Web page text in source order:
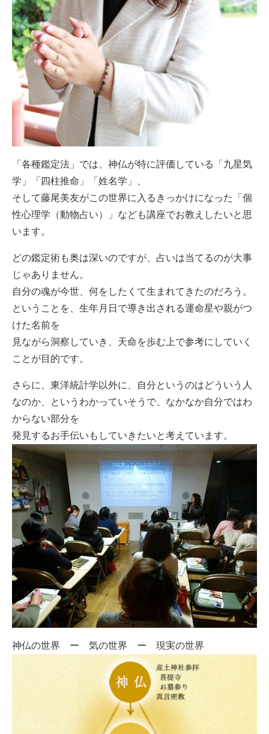
「各種鑑定法」では、神仏が特に評価している「九星気
学」「四柱推命」「姓名学」、
そして藤尾美友がこの世界に入るきっかけになった「個
性心理学（動物占い）」なども講座でお教えしたいと思
います。
どの鑑定術も奥は深いのですが、占いは当てるのが大事
じゃありません。
自分の魂が今世、何をしたくて生まれてきたのだろう。
ということを、生年月日で導き出される運命星や親がつ
けた名前を
見ながら洞察していき、天命を歩む上で参考にしていく
ことが目的です。
さらに、東洋統計学以外に、自分というのはどういう人
なのか、というわかっていそうで、なかなか自分ではわ
からない部分を
発見するお手伝いもしていきたいと考えています。
神仏の世界 ー 気の世界 ー 現実の世界